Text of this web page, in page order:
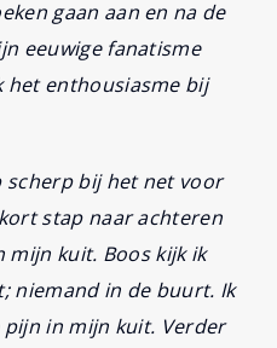
gaan aan en na de
eeuwige fanatisme
het enthousiasme bij
scherp bij het net voor
stap naar achteren
mijn kuit. Boos kijk ik
niemand in de buurt. Ik
in mijn kuit. Verder